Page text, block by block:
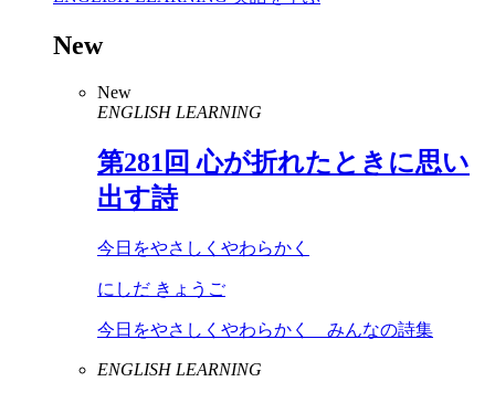
New
New
ENGLISH LEARNING
第281 回 心が折れたときに思い
出す詩
今日をやさしくやわらかく
にしだ きょうご
今日をやさしくやわらかく みんなの詩集
ENGLISH LEARNING